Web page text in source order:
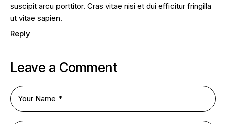
suscipit arcu porttitor. Cras vitae nisi et dui efficitur fringilla
ut vitae sapien.
Reply
Leave a Comment